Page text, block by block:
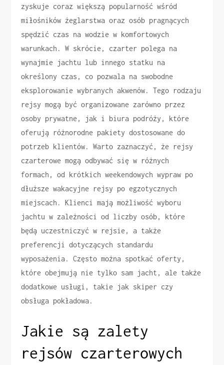
zyskuje coraz większą popularność wśród
miłośników żeglarstwa oraz osób pragnących
spędzić czas na wodzie w komfortowych
warunkach. W skrócie, czarter polega na
wynajmie jachtu lub innego statku na
określony czas, co pozwala na swobodne
eksplorowanie wybranych akwenów. Tego rodzaju
rejsy mogą być organizowane zarówno przez
osoby prywatne, jak i biura podróży, które
oferują różnorodne pakiety dostosowane do
potrzeb klientów. Warto zaznaczyć, że rejsy
czarterowe mogą odbywać się w różnych
formach, od krótkich weekendowych wypraw po
dłuższe wakacyjne rejsy po egzotycznych
miejscach. Klienci mają możliwość wyboru
jachtu w zależności od liczby osób, które
będą uczestniczyć w rejsie, a także
preferencji dotyczących standardu
wyposażenia. Często można spotkać oferty,
które obejmują nie tylko sam jacht, ale także
dodatkowe usługi, takie jak skiper czy
obsługa pokładowa.
Jakie są zalety
rejsów czarterowych